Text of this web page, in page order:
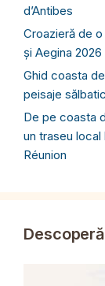
d’Antibes
Croazieră de
și Aegina 2026
Ghid coasta
peisaje
De pe coasta
un traseu
Réunion